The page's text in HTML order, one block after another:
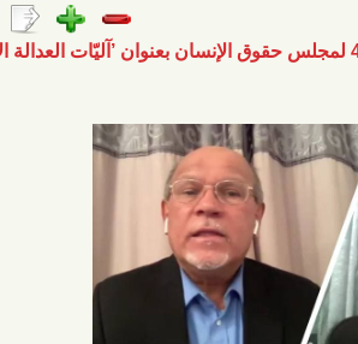
البحرين على هامش الدورة 48 لمجلس حقوق الإنسان بعنوان ’آليّات العدالة الإنتقاليّة